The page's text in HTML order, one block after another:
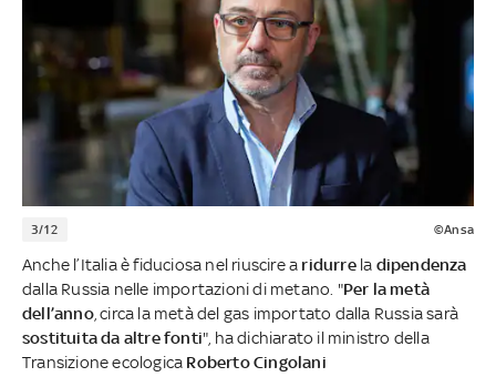
3/12 ©Ansa
Anche l’Italia è fiduciosa nel riuscire a ridurrela dipendenza
dalla Russia nelle importazioni di metano. "Per la metà
dell’anno, circa la metà del gas importato dalla Russia sarà
sostituita da altre fonti", ha dichiarato il ministro della
Transizione ecologica Roberto Cingolani